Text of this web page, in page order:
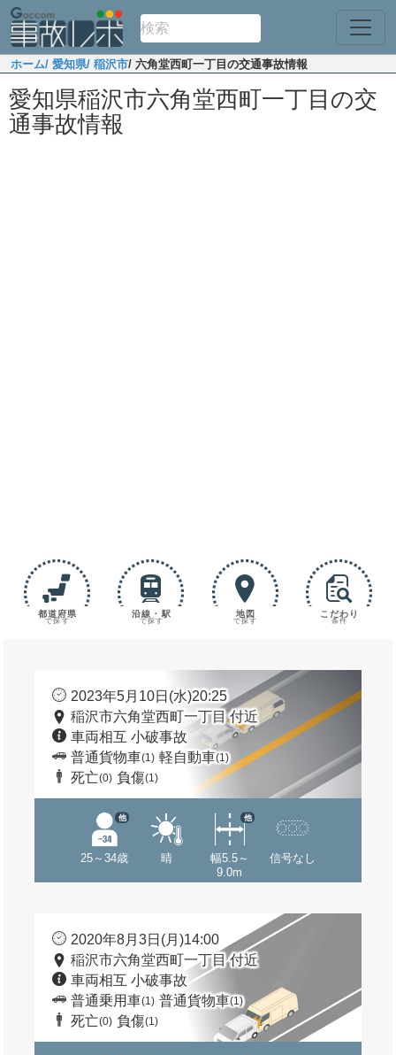
ホーム/ 愛知県/ 稲沢市/ 六角堂西町一丁目の交通事故情報
愛知県稲沢市六角堂西町一丁目の交
通事故情報
都道府県
で探す
沿線・駅
で探す
地図
で探す
こだわり
条件
2023年5月10日(水)20:25
稲沢市六角堂西町一丁目 付近
車両相互 小破事故
普通貨物車(1) 軽自動車(1)
死亡(0) 負傷(1)
25～34歳
他
晴
幅5.5～
9.0m
他
信号なし
2020年8月3日(月)14:00
稲沢市六角堂西町一丁目 付近
車両相互 小破事故
普通乗用車(1) 普通貨物車(1)
死亡(0) 負傷(1)